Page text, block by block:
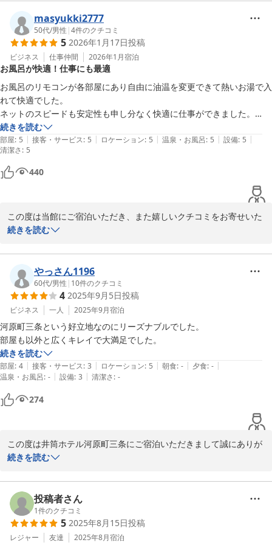
2026-02-08
masyukki2777
50代/男性 |4件のクチコミ
5 2026年1月17日投稿
ビジネス 仕事仲間 2026年1月宿泊
お風呂が快適！仕事にも最適
お風呂のリモコンが各部屋にあり自由に油温を変更できて熱いお湯で入
れて快適でした。
ネットのスピードも安定性も申し分なく快適に仕事ができました。
これからも泊まりたいと思います。
続きを読む
部屋: 5 | 接客・サービス: 5 | ロケーション: 5 | 温泉・お風呂: 5 | 設備: 5 |
清潔さ: 5
440
この度は当館にご宿泊いただき、また嬉しいクチコミをお寄せいた
だき誠にありがとうございます。
お風呂の温度調整機能につきまして、快適にご利用いただけたとの
こと、大変嬉しく存じます。
また、インターネット環境についてもお仕事に支障なくお使いいた
だけたようで安心いたしました。
「これからも泊まりたい」とのお言葉は、スタッフ一同にとって何
よりの励みでございます。
今後も快適なご滞在をご提供できるよう努めてまいりますので、ぜ
ひまたお越しくださいませ。
心よりお待ちしております。
井筒ホテル京都河原町三条
続きを読む
やっさん1196
60代/男性 | 10件のクチコミ
4 2025年9月5日投稿
ビジネス 一人 2025年9月宿泊
河原町三条という好立地なのにリーズナブルでした。
部屋も以外と広くキレイで大満足でした。
続きを読む
部屋: 4 | 接客・サービス: 3 | ロケーション: 5 | 朝食: - | 夕食: - |
温泉・お風呂: - | 設備: 3 | 清潔さ: -
274
この度は井筒ホテル河原町三条にご宿泊いただきまして誠にありが
とうございます。
2025-09-06
続きを読む
投稿者さん
1件のクチコミ
5 2025年8月15日投稿
レジャー 友達 2025年8月宿泊